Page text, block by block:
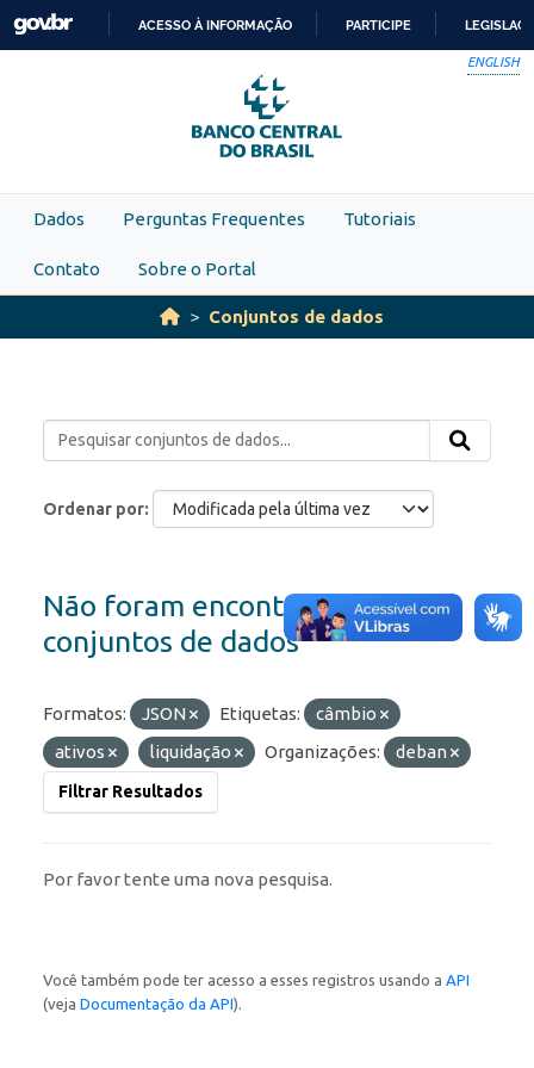
Skip to main content
PARA
O
CONTEÚDO
ACESSO À INFORMAÇÃO PARTICIPE
ENGLISH
Dados Perguntas Frequentes Tutoriais
Contato Sobre o Portal
Conjuntos de dados
Ordenar por
Não foram encontrados
conjuntos de dados
Formatos: JSON Etiquetas:
câmbio
ativos
liquidação Organizações: deban
Filtrar Resultados
Por favor tente uma nova pesquisa.
Você também pode ter acesso a esses registros usando a API
(veja Documentação da API).